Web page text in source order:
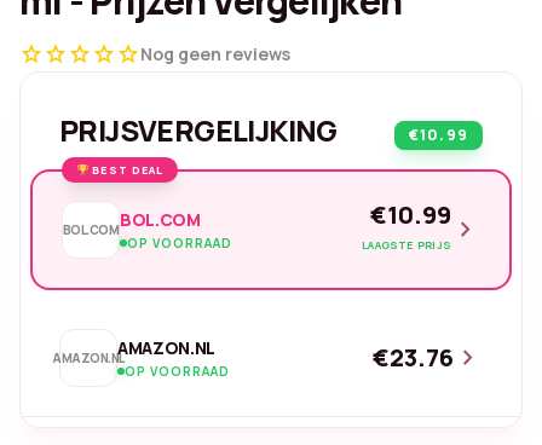
starstarstarstarstarNog geen reviews
PRIJSVERGELIJKING €10.99
BEST DEAL
BOL.COMBOL.COM
OP VOORRAAD
€10.99
LAAGSTE PRIJS chevron_right
AMAZON.NLAMAZON.NL
OP VOORRAAD €23.76 chevron_right